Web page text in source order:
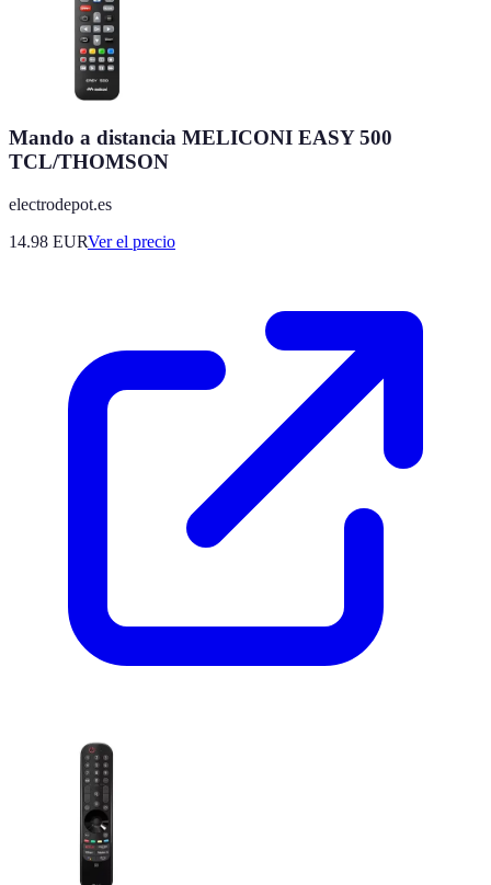
Mando a distancia MELICONI EASY 500
TCL/THOMSON
electrodepot.es
14.98 EURVer el precio